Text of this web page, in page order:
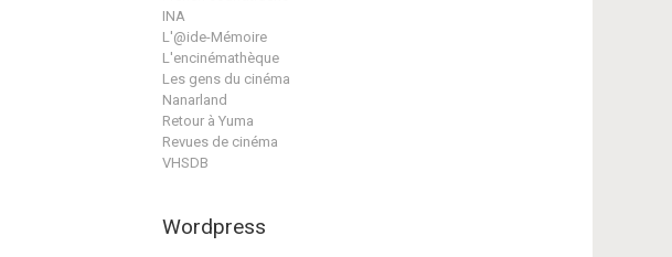
INA
L'@ide-Mémoire
L'encinémathèque
Les gens du cinéma
Nanarland
Retour à Yuma
Revues de cinéma
VHSDB
Wordpress